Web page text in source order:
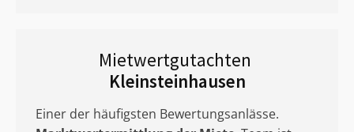
Mietwertgutachten
Kleinsteinhausen
Einer der häufigsten Bewertungsanlässe.